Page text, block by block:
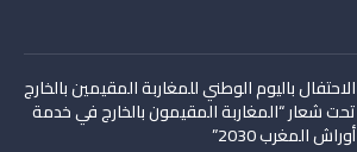
الاحتفال باليوم الوطني للمغاربة المقيمين بالخارج
تحت شعار “المغاربة المقيمون بالخارج في خدمة
أوراش المغرب 2030”